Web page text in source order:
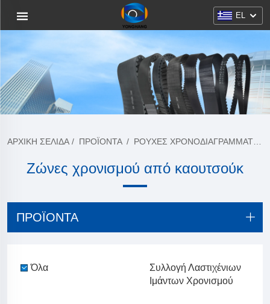
EL
ΑΡΧΙΚΉ ΣΕΛΊΔΑ / ΠΡΟΪΌΝΤΑ/ ΡΟΎΧΕΣ ΧΡΟΝΟΔΙΑΓΡΆΜΜΑΤΟΣ ΑΠΌ ΚΑΟΥΤΣΟΎΚΙ
Ζώνες χρονισμού από καουτσούκ
ΠΡΟΪΌΝΤΑ
Όλα
Συλλογή Λαστιχένιων
Ιμάντων Χρονισμού